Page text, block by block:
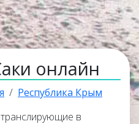
онлайн
Республика Крым
в